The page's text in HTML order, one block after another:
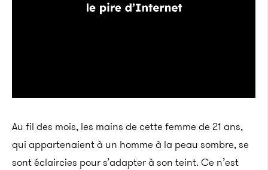
Au fil des mois, les mains de cette femme de 21 ans,
qui appartenaient à un homme à la peau sombre, se
sont éclaircies pour s’adapter à son teint. Ce n’est